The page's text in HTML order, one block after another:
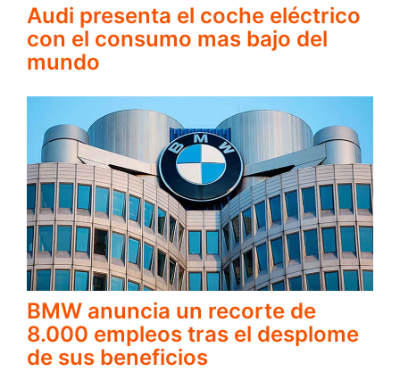
Audi presenta el coche eléctrico
con el consumo mas bajo del
mundo
BMW anuncia un recorte de
8.000 empleos tras el desplome
de sus beneficios